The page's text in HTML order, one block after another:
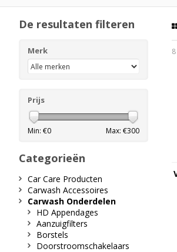
De resultaten filteren
Merk
Prijs
Min: €0 Max: €300
Categorieën
Car Care Producten
Carwash Accessoires
Carwash Onderdelen
HD Appendages
Aanzuigfilters
Borstels
Doorstroomschakelaars